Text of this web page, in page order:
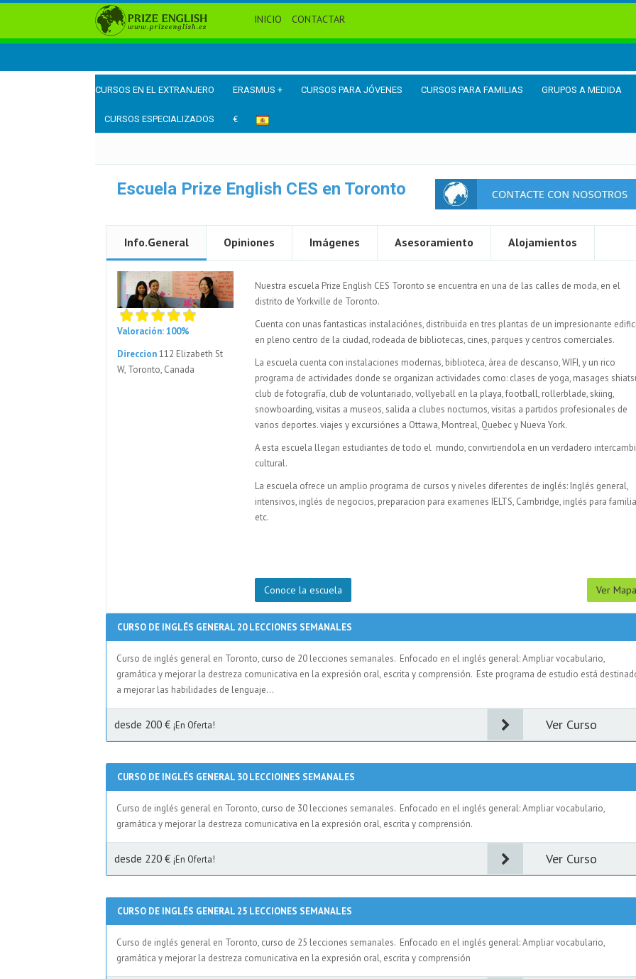
INICIO CONTACTAR
CURSOS EN EL EXTRANJERO ERASMUS + CURSOS PARA JÓVENES CURSOS PARA FAMILIAS GRUPOS A MEDIDA
CURSOS ESPECIALIZADOS €
Escuela Prize English CES en Toronto
Info.General Opiniones Imágenes Asesoramiento Alojamientos
Valoración: 100%
Direccion112 Elizabeth St
W, Toronto, Canada
Nuestra escuela Prize English CES Toronto se encuentra en una de las calles de moda, en el
distrito de Yorkville de Toronto.
Cuenta con unas fantasticas instalaciónes, distribuida en tres plantas de un impresionante
en pleno centro de la ciudad, rodeada de bibliotecas, cines, parques y centros comerciales.
La escuela cuenta con instalaciones modernas, biblioteca, área de descanso, WIFI, y un rico
programa de actividades donde se organizan actividades como: clases de yoga, masages
club de fotografía, club de voluntariado, vollyeball en la playa, football, rollerblade, skiing,
snowboarding, visitas a museos, salida a clubes nocturnos, visitas a partidos profesionales de
varios deportes. viajes y excursiónes a Ottawa, Montreal, Quebec y Nueva York.
A esta escuela llegan estudiantes de todo el mundo, convirtiendola en un verdadero
cultural.
La escuela ofrece un amplio programa de cursos y niveles diferentes de inglés: Inglés general,
intensivos, inglés de negocios, preparacion para examenes IELTS, Cambridge, inglés para
etc.
Conoce la escuela Ver Mapa
CURSO DE INGLÉS GENERAL 20 LECCIONES SEMANALES
Curso de inglés general en Toronto, curso de 20 lecciones semanales. Enfocado en el inglés general: Ampliar vocabulario,
gramática y mejorar la destreza comunicativa en la expresión oral, escrita y comprensión. Este programa de estudio está
a mejorar las habilidades de lenguaje...
desde 200 € ¡En Oferta! Ver Curso
CURSO DE INGLÉS GENERAL 30 LECCIOINES SEMANALES
Curso de inglés general en Toronto, curso de 30 lecciones semanales. Enfocado en el inglés general: Ampliar vocabulario,
gramática y mejorar la destreza comunicativa en la expresión oral, escrita y comprensión.
desde 220 € ¡En Oferta! Ver Curso
CURSO DE INGLÉS GENERAL 25 LECCIONES SEMANALES
Curso de inglés general en Toronto, curso de 25 lecciones semanales. Enfocado en el inglés general: Ampliar vocabulario,
gramática y mejorar la destreza comunicativa en la expresión oral, escrita y comprensión